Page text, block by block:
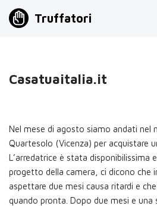
Truffatori
Casatuaitalia.it
Nel mese di agosto siamo andati nel
Quartesolo (Vicenza) per acquistare
L’arredatrice è stata disponibilissima
progetto della camera, ci dicono che
aspettare due mesi causa ritardi e
quando pronta. Dopo due mesi e